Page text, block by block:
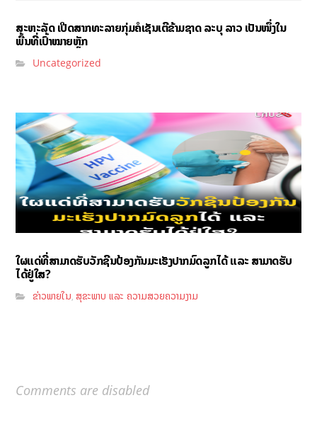
ສະຫະລັດ ເປີດສາກທະລາຍກຸ່ມຄໍເຊັນເຕີຂ້າມຊາດ ລະບຸ ລາວ ເປັນໜຶ່ງໃນ
ພື້ນທີ່ເປົ້າໝາຍຫຼັກ
Uncategorized
ໃຜແດ່ທີ່ສາມາດຮັບວັກຊີນປ້ອງກັນມະເຮັງປາກມົດລູກໄດ້ ແລະ ສາມາດຮັບ
ໄດ້ຢູ່ໃສ?
ຂ່າວພາຍໃນ,ສຸຂະພາບ ແລະ ຄວາມສວຍຄວາມງາມ
Comments are disabled